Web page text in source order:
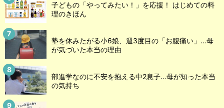
子どもの「やってみたい！」を応援！ はじめての料
理のきほん
塾を休みたがる小6娘、週3度目の「お腹痛い」…母
が気づいた本当の理由
部進学なのに不安を抱える中2息子…母が知った本当
の気持ち